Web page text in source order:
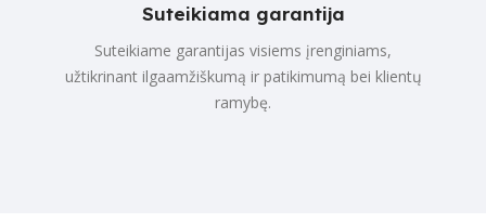
Suteikiama garantija
Suteikiame garantijas visiems įrenginiams,
užtikrinant ilgaamžiškumą ir patikimumą bei klientų
ramybę.